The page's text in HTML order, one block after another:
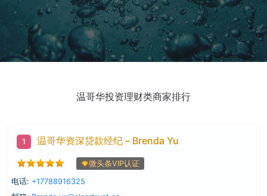
温哥华投资理财类商家排行
1 温哥华资深贷款经纪 – Brenda Yu
微头条VIP认证
电话: +17788916325